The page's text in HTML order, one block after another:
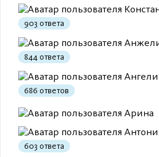
Полезно 12
903 ответа
844 ответа
686 ответов
603 ответа